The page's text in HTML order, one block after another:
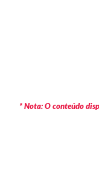
* Nota: O conteúdo